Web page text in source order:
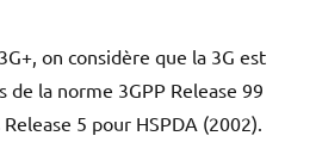
on considère que la 3G est
de la norme 3GPP Release 99
5 pour HSPDA (2002).